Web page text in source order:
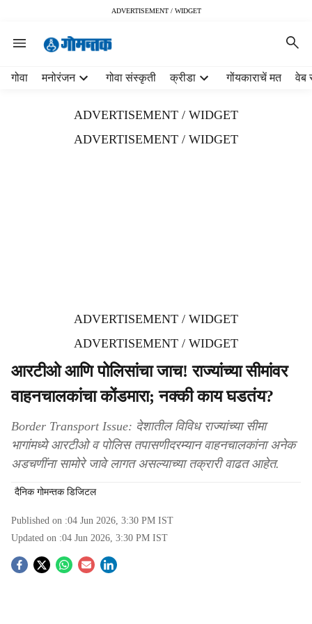
ADVERTISEMENT / WIDGET
गोवा मनोरंजन गोवा संस्कृती क्रीडा गोंयकाराचें मत वेब
ADVERTISEMENT / WIDGET
ADVERTISEMENT / WIDGET
ADVERTISEMENT / WIDGET
ADVERTISEMENT / WIDGET
आरटीओ आणि पोलिसांचा जाच! राज्यांच्या सीमांवर
वाहनचालकांचा कोंडमारा; नक्की काय घडतंय?
Border Transport Issue: देशातील विविध राज्यांच्या सीमा
भागांमध्ये आरटीओ व पोलिस तपासणीदरम्यान वाहनचालकांना अनेक
अडचणींना सामोरे जावे लागत असल्याच्या तक्रारी वाढत आहेत.
दैनिक गोमन्तक डिजिटल
Published on :04 Jun 2026, 3:30 PM IST
Updated on :04 Jun 2026, 3:30 PM IST
S